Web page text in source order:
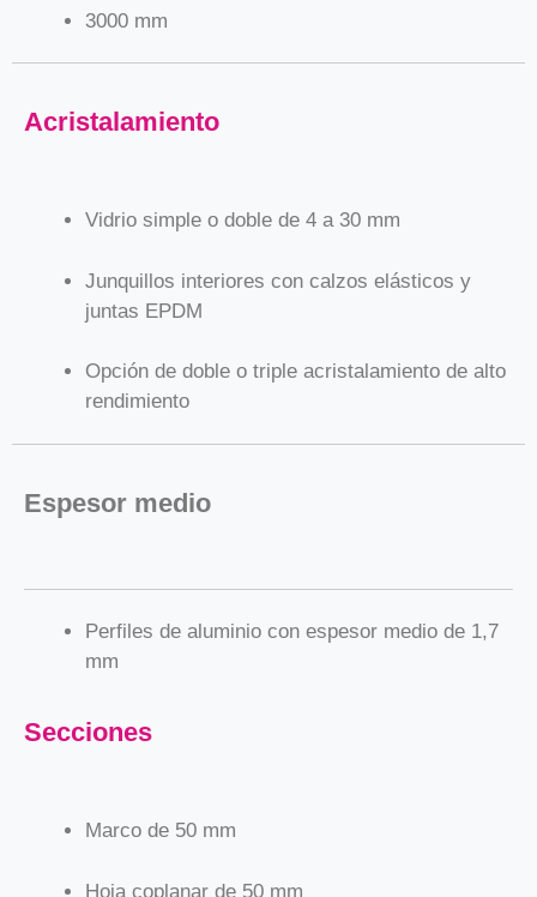
3000 mm
Acristalamiento
Vidrio simple o doble de 4 a 30 mm
Junquillos interiores con calzos elásticos y
juntas EPDM
Opción de doble o triple acristalamiento de alto
rendimiento
Espesor medio
Perfiles de aluminio con espesor medio de 1,7
mm
Secciones
Marco de 50 mm
Hoja coplanar de 50 mm